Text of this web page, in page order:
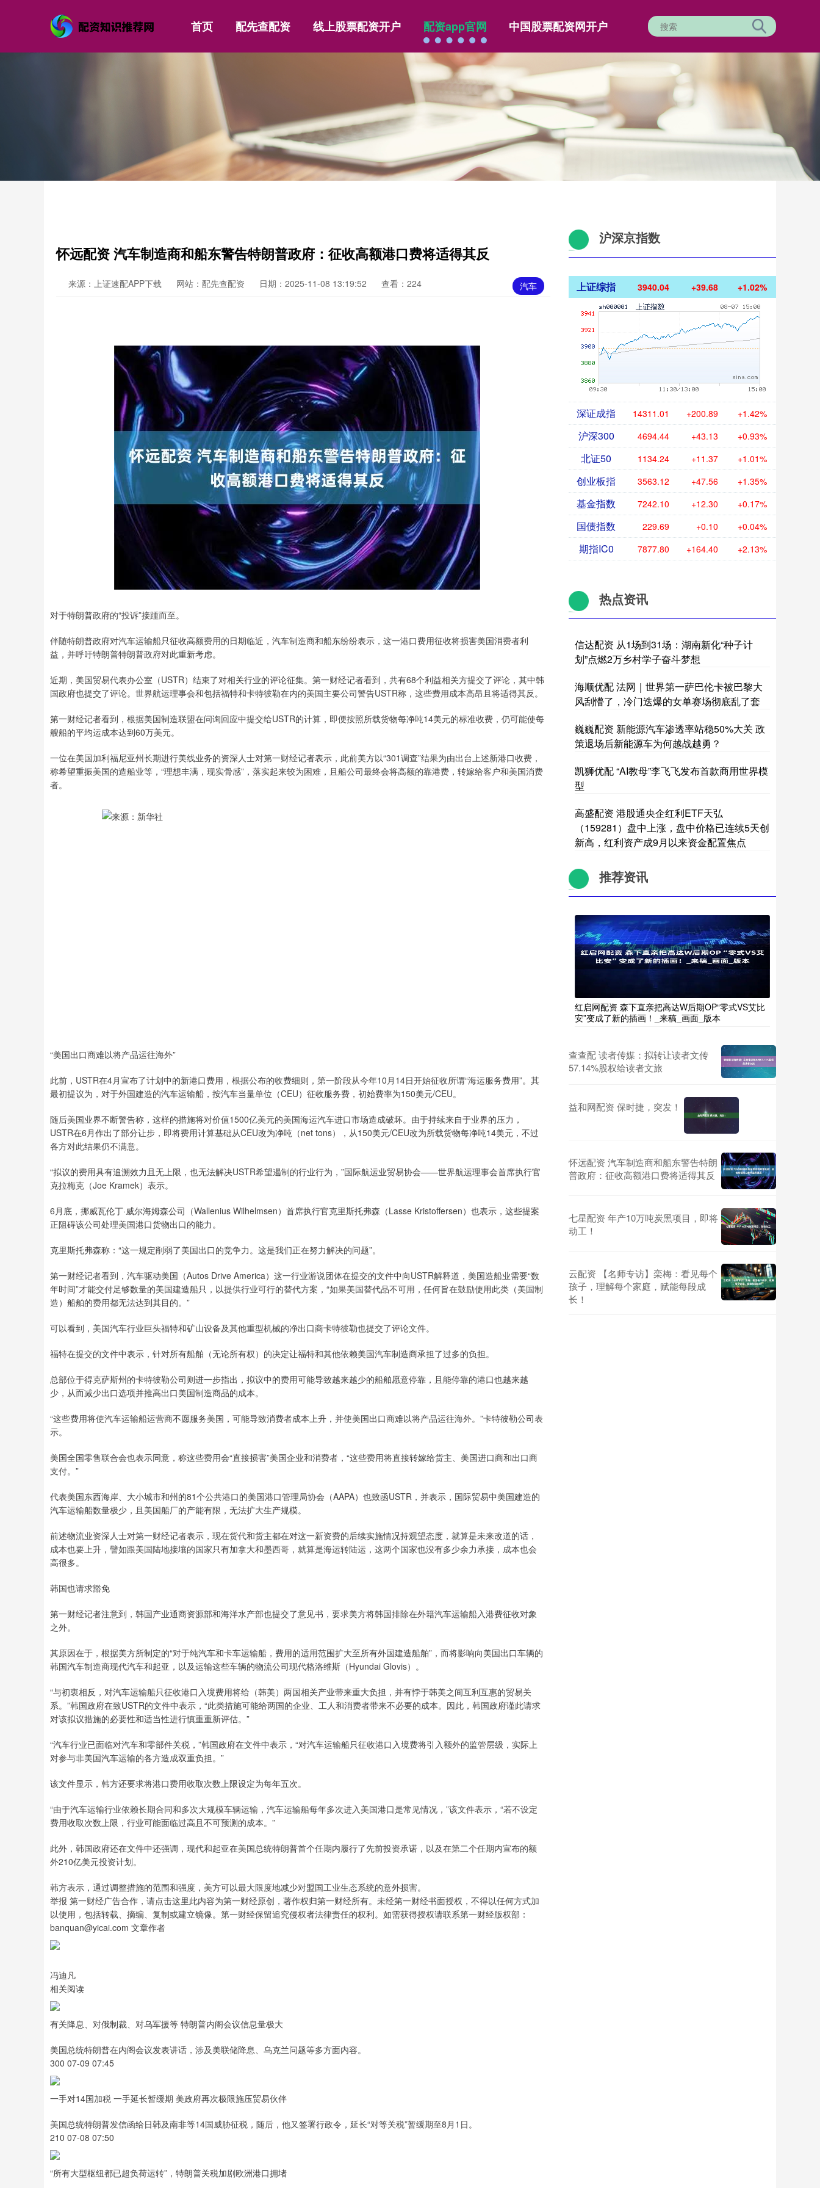
首页 配先查配资 线上股票配资开户 配资app官网 中国股票配资网开户
怀远配资 汽车制造商和船东警告特朗普政府：征收高额港口费将适得其反
汽车
来源：上证速配APP下载 网站：配先查配资 日期：2025-11-08 13:19:52 查看：224
对于特朗普政府的“投诉”接踵而至。
伴随特朗普政府对汽车运输船只征收高额费用的日期临近，汽车制造商和船东纷纷表示，这一港口费用征收将损害美国消费者利
益，并呼吁特朗普特朗普政府对此重新考虑。
近期，美国贸易代表办公室（USTR）结束了对相关行业的评论征集。第一财经记者看到，共有68个利益相关方提交了评论，其中韩
国政府也提交了评论。世界航运理事会和包括福特和卡特彼勒在内的美国主要公司警告USTR称，这些费用成本高昂且将适得其反。
第一财经记者看到，根据美国制造联盟在问询回应中提交给USTR的计算，即便按照所载货物每净吨14美元的标准收费，仍可能使每
艘船的平均运成本达到60万美元。
一位在美国加利福尼亚州长期进行美线业务的资深人士对第一财经记者表示，此前美方以“301调查”结果为由出台上述新港口收费，
称希望重振美国的造船业等，“理想丰满，现实骨感”，落实起来较为困难，且船公司最终会将高额的靠港费，转嫁给客户和美国消费
者。
“美国出口商难以将产品运往海外”
此前，USTR在4月宣布了计划中的新港口费用，根据公布的收费细则，第一阶段从今年10月14日开始征收所谓“海运服务费用”。其
最初提议为，对于外国建造的汽车运输船，按汽车当量单位（CEU）征收服务费，初始费率为150美元/CEU。
随后美国业界不断警告称，这样的措施将对价值1500亿美元的美国海运汽车进口市场造成破坏。由于持续来自于业界的压力，
USTR在6月作出了部分让步，即将费用计算基础从CEU改为净吨（net tons），从150美元/CEU改为所载货物每净吨14美元，不过
各方对此结果仍不满意。
“拟议的费用具有追溯效力且无上限，也无法解决USTR希望遏制的行业行为，”国际航运业贸易协会——世界航运理事会首席执行官
克拉梅克（Joe Kramek）表示。
6月底，挪威瓦伦丁·威尔海姆森公司（Wallenius Wilhelmsen）首席执行官克里斯托弗森（Lasse Kristoffersen）也表示，这些提案
正阻碍该公司处理美国港口货物出口的能力。
克里斯托弗森称：“这一规定削弱了美国出口的竞争力。这是我们正在努力解决的问题”。
第一财经记者看到，汽车驱动美国（Autos Drive America）这一行业游说团体在提交的文件中向USTR解释道，美国造船业需要“数
年时间”才能交付足够数量的美国建造船只，以提供行业可行的替代方案，“如果美国替代品不可用，任何旨在鼓励使用此类（美国制
造）船舶的费用都无法达到其目的。”
可以看到，美国汽车行业巨头福特和矿山设备及其他重型机械的净出口商卡特彼勒也提交了评论文件。
福特在提交的文件中表示，针对所有船舶（无论所有权）的决定让福特和其他依赖美国汽车制造商承担了过多的负担。
总部位于得克萨斯州的卡特彼勒公司则进一步指出，拟议中的费用可能导致越来越少的船舶愿意停靠，且能停靠的港口也越来越
少，从而减少出口选项并推高出口美国制造商品的成本。
“这些费用将使汽车运输船运营商不愿服务美国，可能导致消费者成本上升，并使美国出口商难以将产品运往海外。”卡特彼勒公司表
示。
美国全国零售联合会也表示同意，称这些费用会“直接损害”美国企业和消费者，“这些费用将直接转嫁给货主、美国进口商和出口商
支付。”
代表美国东西海岸、大小城市和州的81个公共港口的美国港口管理局协会（AAPA）也致函USTR，并表示，国际贸易中美国建造的
汽车运输船数量极少，且美国船厂的产能有限，无法扩大生产规模。
前述物流业资深人士对第一财经记者表示，现在货代和货主都在对这一新资费的后续实施情况持观望态度，就算是未来改道的话，
成本也要上升，譬如跟美国陆地接壤的国家只有加拿大和墨西哥，就算是海运转陆运，这两个国家也没有多少余力承接，成本也会
高很多。
韩国也请求豁免
第一财经记者注意到，韩国产业通商资源部和海洋水产部也提交了意见书，要求美方将韩国排除在外籍汽车运输船入港费征收对象
之外。
其原因在于，根据美方所制定的“对于纯汽车和卡车运输船，费用的适用范围扩大至所有外国建造船舶”，而将影响向美国出口车辆的
韩国汽车制造商现代汽车和起亚，以及运输这些车辆的物流公司现代格洛维斯（Hyundai Glovis）。
“与初衷相反，对汽车运输船只征收港口入境费用将给（韩美）两国相关产业带来重大负担，并有悖于韩美之间互利互惠的贸易关
系。”韩国政府在致USTR的文件中表示，“此类措施可能给两国的企业、工人和消费者带来不必要的成本。因此，韩国政府谨此请求
对该拟议措施的必要性和适当性进行慎重重新评估。”
“汽车行业已面临对汽车和零部件关税，”韩国政府在文件中表示，“对汽车运输船只征收港口入境费将引入额外的监管层级，实际上
对参与非美国汽车运输的各方造成双重负担。”
该文件显示，韩方还要求将港口费用收取次数上限设定为每年五次。
“由于汽车运输行业依赖长期合同和多次大规模车辆运输，汽车运输船每年多次进入美国港口是常见情况，”该文件表示，“若不设定
费用收取次数上限，行业可能面临过高且不可预测的成本。”
此外，韩国政府还在文件中还强调，现代和起亚在美国总统特朗普首个任期内履行了先前投资承诺，以及在第二个任期内宣布的额
外210亿美元投资计划。
韩方表示，通过调整措施的范围和强度，美方可以最大限度地减少对盟国工业生态系统的意外损害。
举报 第一财经广告合作，请点击这里此内容为第一财经原创，著作权归第一财经所有。未经第一财经书面授权，不得以任何方式加
以使用，包括转载、摘编、复制或建立镜像。第一财经保留追究侵权者法律责任的权利。如需获得授权请联系第一财经版权部：
banquan@yicai.com 文章作者
冯迪凡
相关阅读
有关降息、对俄制裁、对乌军援等 特朗普内阁会议信息量极大
美国总统特朗普在内阁会议发表讲话，涉及美联储降息、乌克兰问题等多方面内容。
300 07-09 07:45
一手对14国加税 一手延长暂缓期 美政府再次极限施压贸易伙伴
美国总统特朗普发信函给日韩及南非等14国威胁征税，随后，他又签署行政令，延长“对等关税”暂缓期至8月1日。
210 07-08 07:50
“所有大型枢纽都已超负荷运转”，特朗普关税加剧欧洲港口拥堵
沪深京指数
上证综指 3940.04 +39.68 +1.02%
深证成指 14311.01 +200.89 +1.42%
沪深300 4694.44 +43.13 +0.93%
北证50 1134.24 +11.37 +1.01%
创业板指 3563.12 +47.56 +1.35%
基金指数 7242.10 +12.30 +0.17%
国债指数 229.69 +0.10 +0.04%
期指IC0 7877.80 +164.40 +2.13%
热点资讯
信达配资 从1场到31场：湖南新化“种子计
划”点燃2万乡村学子奋斗梦想
海顺优配 法网｜世界第一萨巴伦卡被巴黎大
风刮懵了，冷门迭爆的女单赛场彻底乱了套
巍巍配资 新能源汽车渗透率站稳50%大关 政
策退场后新能源车为何越战越勇？
凯狮优配 “AI教母”李飞飞发布首款商用世界模
型
高盛配资 港股通央企红利ETF天弘
（159281）盘中上涨，盘中价格已连续5天创
新高，红利资产成9月以来资金配置焦点
推荐资讯
红启网配资 森下直亲把高达W后期OP“零式VS艾比
安”变成了新的插画！_来稿_画面_版本
查查配 读者传媒：拟转让读者文传
57.14%股权给读者文旅
益和网配资 保时捷，突发！
怀远配资 汽车制造商和船东警告特朗
普政府：征收高额港口费将适得其反
七星配资 年产10万吨炭黑项目，即将
动工！
云配资 【名师专访】栾梅：看见每个
孩子，理解每个家庭，赋能每段成
长！